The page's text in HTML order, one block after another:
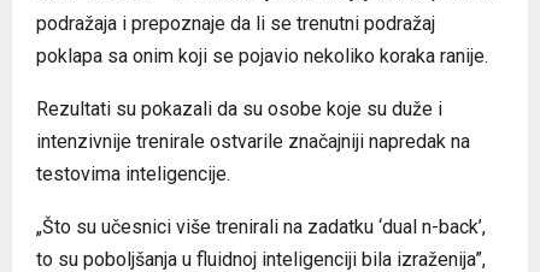
podražaja i prepoznaje da li se trenutni podražaj
poklapa sa onim koji se pojavio nekoliko koraka ranije.
Rezultati su pokazali da su osobe koje su duže i
intenzivnije trenirale ostvarile značajniji napredak na
testovima inteligencije.
„Što su učesnici više trenirali na zadatku ‘dual n-back’,
to su poboljšanja u fluidnoj inteligenciji bila izraženija”,